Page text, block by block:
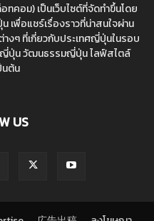
คอม) เป็นเว็บไซต์ที่จัดทำขึ้นโดย
เพื่อแชร์เรื่องราวที่น่าสนใจผ่าน
งๆ ที่เกี่ยวกับประเทศญี่ปุ่นในรอบ
ญี่ปุ่น วัฒนธรรมญี่ปุ่น ไลฟ์สไตล์
ต้น
US